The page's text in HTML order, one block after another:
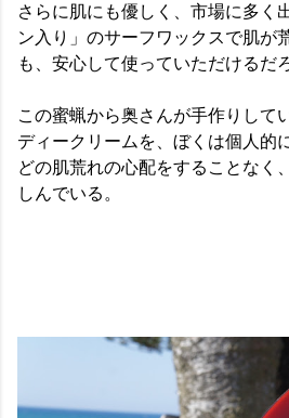
さらに肌にも優しく、市場に多く
ン入り」のサーフワックスで肌が
も、安心して使っていただけるだ
この蜜蝋から奥さんが手作りして
ディークリームを、ぼくは個人的
どの肌荒れの心配をすることなく
しんでいる。